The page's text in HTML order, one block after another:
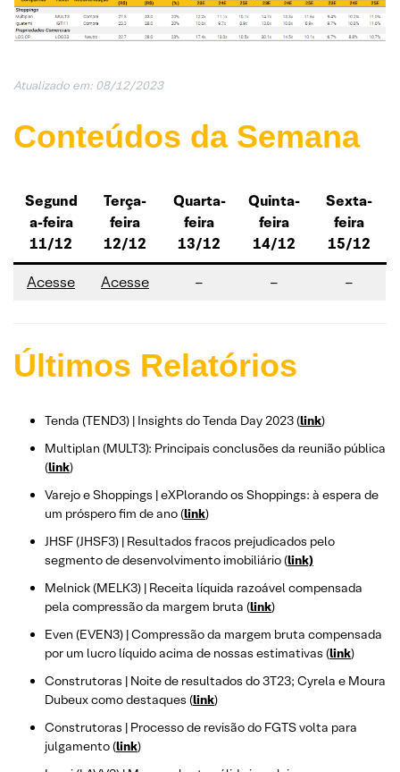
Atualizado em: 08/12/2023
Conteúdos da Semana
Segund
a-feira
11/12
Terça-
feira
12/12
Quarta-
feira
13/12
Quinta-
feira
14/12
Sexta-
feira
15/12
Acesse Acesse – – –
Últimos Relatórios
Tenda (TEND3) | Insights do Tenda Day 2023 (link)
Multiplan (MULT3): Principais conclusões da reunião pública
(link)
Varejo e Shoppings | eXPlorando os Shoppings: à espera de
um próspero fim de ano (link)
JHSF (JHSF3) | Resultados fracos prejudicados pelo
segmento de desenvolvimento imobiliário (link)
Melnick (MELK3) | Receita líquida razoável compensada
pela compressão da margem bruta (link)
Even (EVEN3) | Compressão da margem bruta compensada
por um lucro líquido acima de nossas estimativas (link)
Construtoras | Noite de resultados do 3T23; Cyrela e Moura
Dubeux como destaques (link)
Construtoras | Processo de revisão do FGTS volta para
julgamento (link)